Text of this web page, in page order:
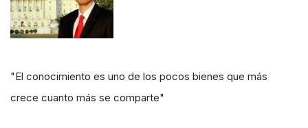
"El conocimiento es uno de los pocos bienes que más
crece cuanto más se comparte"